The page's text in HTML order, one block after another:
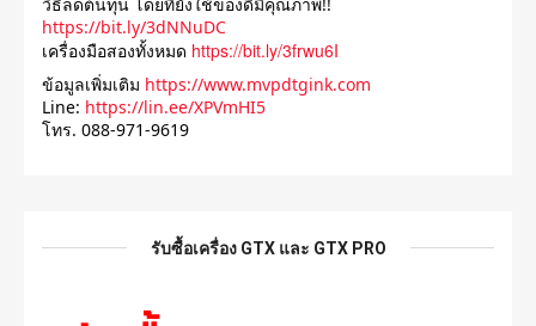
https://bit.ly/3dNNuDC
เครื่องมือสองทั้งหมด https://bit.ly/3frwu6I
ข้อมูลเพิ่มเติม https://www.mvpdtgink.com
Line: https://lin.ee/XPVmHI5
โทร. 088-971-9619
รับซื้อเครื่อง GTX และ GTX PRO